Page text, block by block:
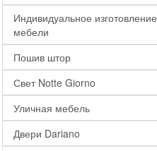
Индивидуальное изготовление
мебели
Пошив штор
Свет Notte Giorno
Уличная мебель
Двери Dariano